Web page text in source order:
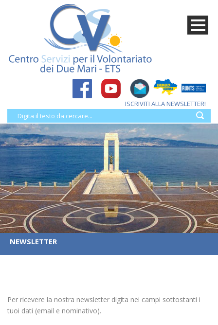
ISCRIVITI ALLA NEWSLETTER!
NEWSLETTER
Per ricevere la nostra newsletter digita nei campi sottostanti i
tuoi dati (email e nominativo).